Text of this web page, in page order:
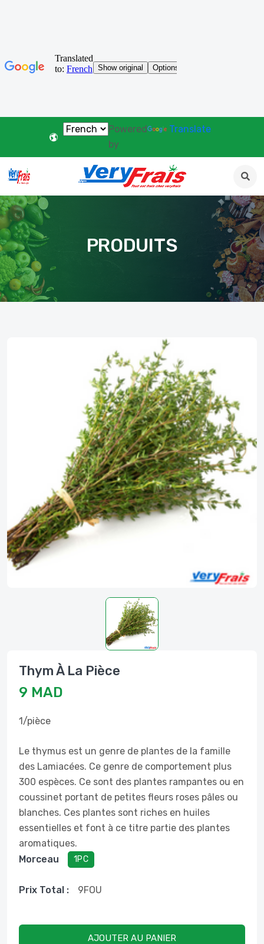
Powered
by
Translate
PRODUITS
Thym À La Pièce
9 MAD
1/pièce
Le thymus est un genre de plantes de la famille
des Lamiacées. Ce genre de comportement plus
300 espèces. Ce sont des plantes rampantes ou en
coussinet portant de petites fleurs roses pâles ou
blanches. Ces plantes sont riches en huiles
essentielles et font à ce titre partie des plantes
aromatiques.
Morceau
1PC
Prix ​​total : 9FOU
AJOUTER AU PANIER